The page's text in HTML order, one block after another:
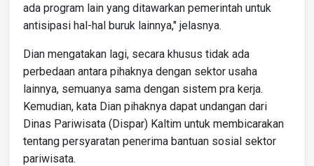
ada program lain yang ditawarkan pemerintah untuk
antisipasi hal-hal buruk lainnya," jelasnya.
Dian mengatakan lagi, secara khusus tidak ada
perbedaan antara pihaknya dengan sektor usaha
lainnya, semuanya sama dengan sistem pra kerja.
Kemudian, kata Dian pihaknya dapat undangan dari
Dinas Pariwisata (Dispar) Kaltim untuk membicarakan
tentang persyaratan penerima bantuan sosial sektor
pariwisata.